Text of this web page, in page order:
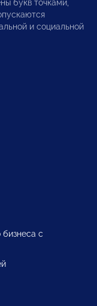
букв точками,
и социальной
бизнеса с